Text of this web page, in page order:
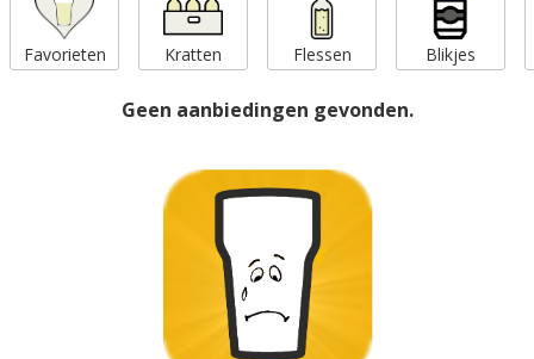
Favorieten Kratten Flessen Blikjes
Geen aanbiedingen gevonden.